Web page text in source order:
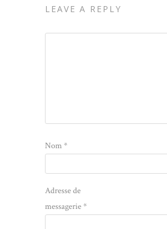
LEAVE A REPLY
Nom*
Adresse de
messagerie*